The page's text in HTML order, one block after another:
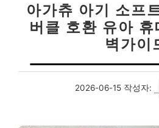
아가츄 아기 소프
버클 호환 유아
벽가이
2026-06-15 작성자: